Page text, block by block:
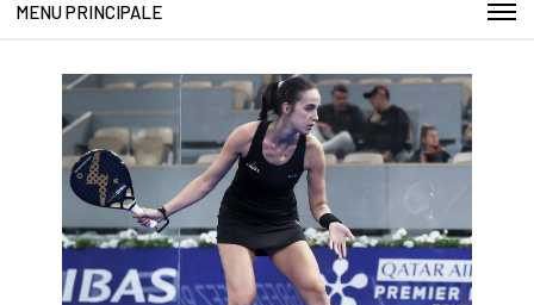
MENU PRINCIPALE